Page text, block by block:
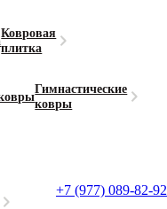
Ковровая
плитка
Гимнастические
ковры
+7 (977) 089-82-92